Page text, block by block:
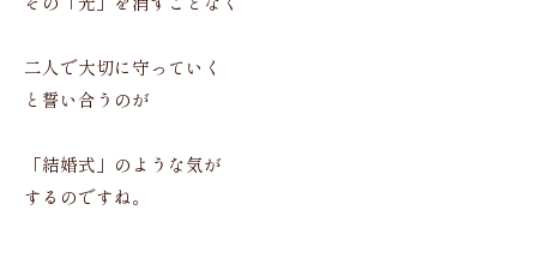
その「光」を消すことなく
二人で大切に守っていく
と誓い合うのが
「結婚式」のような気が
するのですね。